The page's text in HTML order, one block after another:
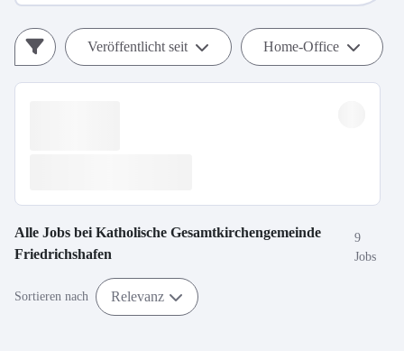
Veröffentlicht seit Home-Office
Alle Jobs bei Katholische Gesamtkirchengemeinde
Friedrichshafen
9
Jobs
Sortieren nach Relevanz